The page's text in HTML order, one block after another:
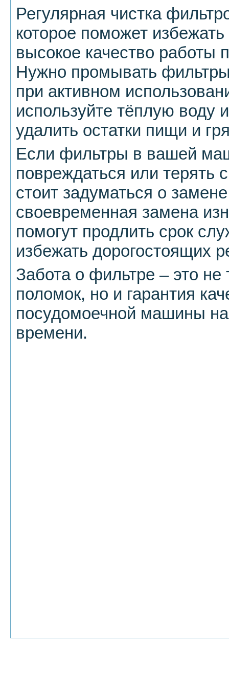
Регулярная чистка
которое поможет
высокое качество
Нужно промывать
при активном
используйте тёплую воду
удалить остатки пищи и
Если фильтры в вашей
повреждаться или терять
стоит задуматься о
своевременная замена
помогут продлить срок
избежать дорогостоящих
Забота о фильтре – это не
поломок, но и гарантия
посудомоечной машины на
времени.